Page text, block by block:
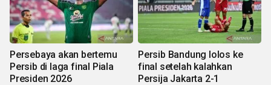
Persebaya akan bertemu
Persib di laga final Piala
Presiden 2026
Persib Bandung lolos ke
final setelah kalahkan
Persija Jakarta 2-1